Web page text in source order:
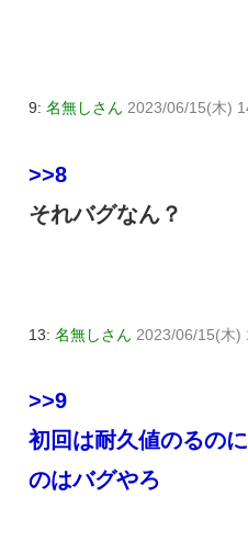
9: 名無しさん 2023/06/15(木)
>>8
それバグなん？
13: 名無しさん 2023/06/15(木)
>>9
初回は耐久値のるの
のはバグやろ